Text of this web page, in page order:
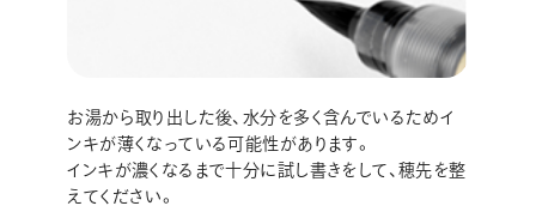
お湯から取り出した後、水分を多く含んでいるためイ
ンキが薄くなっている可能性があります。
インキが濃くなるまで十分に試し書きをして、穂先を整
えてください。